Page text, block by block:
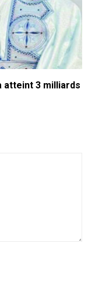
atteint 3 milliards